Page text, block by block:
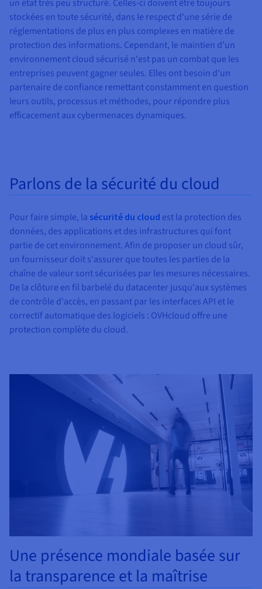
Tarifs
Disponibilités par régions
Documentation
Roadmap & Changelog
Roadmap & Changelog
Roadmap & Changelog
un état très peu structuré. Celles-ci doivent être toujours
stockées en toute sécurité, dans le respect d'une série de
réglementations de plus en plus complexes en matière de
protection des informations. Cependant, le maintien d’un
environnement cloud sécurisé n'est pas un combat que les
entreprises peuvent gagner seules. Elles ont besoin d'un
partenaire de confiance remettant constamment en question
leurs outils, processus et méthodes, pour répondre plus
efficacement aux cybermenaces dynamiques.
Parlons de la sécurité du cloud
Pour faire simple, la sécurité du cloud est la protection des
données, des applications et des infrastructures qui font
partie de cet environnement. Afin de proposer un cloud sûr,
un fournisseur doit s'assurer que toutes les parties de la
chaîne de valeur sont sécurisées par les mesures nécessaires.
De la clôture en fil barbelé du datacenter jusqu'aux systèmes
de contrôle d'accès, en passant par les interfaces API et le
correctif automatique des logiciels : OVHcloud offre une
protection complète du cloud.
Une présence mondiale basée sur
la transparence et la maîtrise